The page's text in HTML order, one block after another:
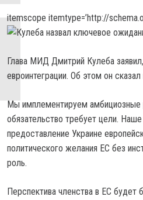
itemscope itemtype=’http://
Глава МИД Дмитрий Кулеба
евроинтеграции. Об этом он
Мы имплементируем
обязательство требует цели.
предоставление Украине
политического желания ЕС без
роль.
Перспектива членства в ЕС